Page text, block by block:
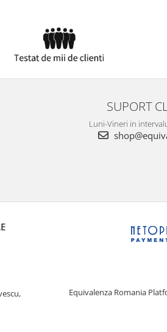
SUPORT
Luni-Vineri in
Equivalenza Romania